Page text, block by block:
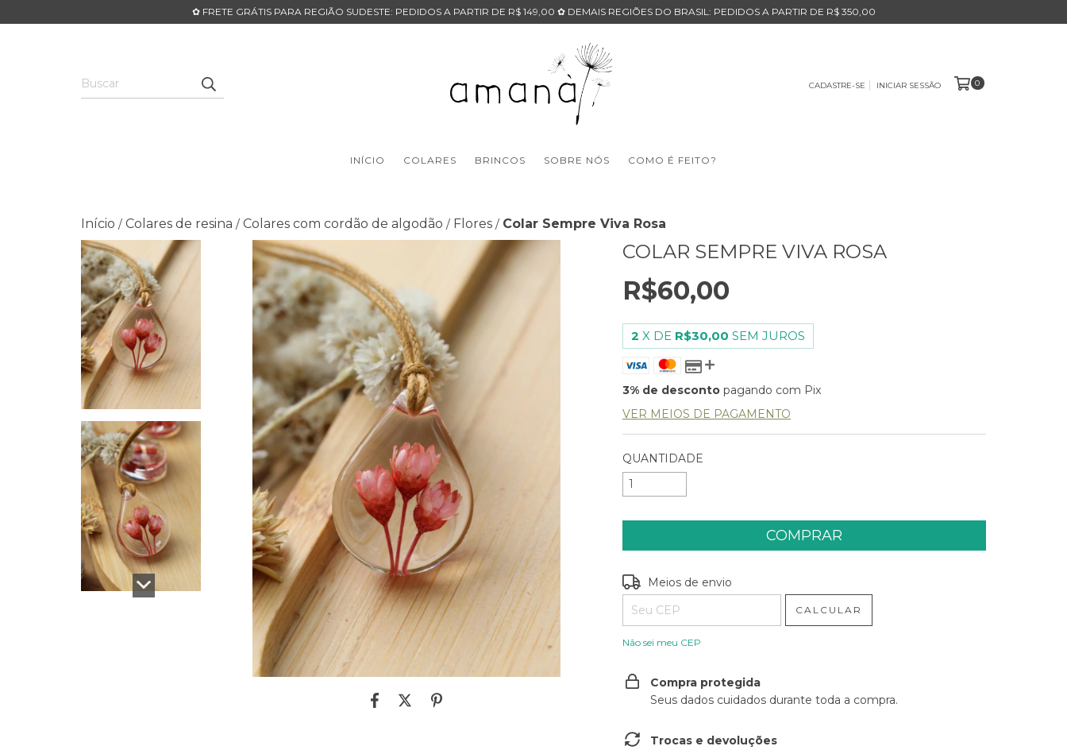
✿ FRETE GRÁTIS PARA REGIÃO SUDESTE: PEDIDOS A PARTIR DE R$ 149,00 ✿ DEMAIS REGIÕES DO BRASIL: PEDIDOS A PARTIR DE R$ 350,00
CADASTRE-SE INICIAR SESSÃO 0
INÍCIO COLARES BRINCOS SOBRE NÓS COMO É FEITO?
Início / Colares de resina / Colares com cordão de algodão / Flores / Colar Sempre Viva Rosa
COLAR SEMPRE VIVA ROSA
R$60,00
2 X DE R$30,00 SEM JUROS
3% de desconto pagando com Pix
VER MEIOS DE PAGAMENTO
QUANTIDADE
Entregas para o CEP:
Meios de envio
CALCULAR
Não sei meu CEP
Compra protegida
Seus dados cuidados durante toda a compra.
Trocas e devoluções